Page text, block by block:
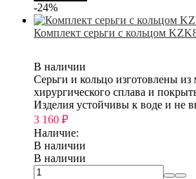
-24%
Комплект серьги с кольцом
В наличии
Серьги и кольцо изготовлены из
хирургического сплава и
Изделия устойчивы к воде и не
3 160 ₽
Наличие:
В наличии
В наличии